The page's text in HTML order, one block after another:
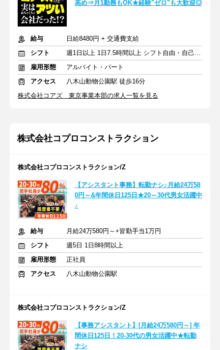
高め⇒月1勤務もOK★経験"ゼロ"も大歓迎◎
給与
日給8480円 + 交通費支給
シフト
週1日以上 1日7.5時間以上 シフト自由・自己申告
雇用形態
アルバイト・パート
アクセス
八木山動物公園駅 徒歩16分
株式会社コアズ 東京事業本部の求人一覧を見る
株式会社コプロコンストラクション
株式会社コプロコンストラクション/Z
【アシスタント事務】転勤ナシ♪月給24万58
0円～&年間休日125日★20～30代男女活躍中
♪
給与
月給24万580円～+皆勤手当1万円
シフト
週5日 1日8時間以上
雇用形態
正社員
アクセス
八木山動物公園駅
株式会社コプロコンストラクション/Z
【事務アシスタント】[月給24万580円～] 年
間休日125日！20-30代の男女活躍中★転勤
ナシ